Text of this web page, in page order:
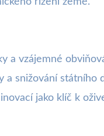
a vzájemné
a snižování státního
jako klíč k